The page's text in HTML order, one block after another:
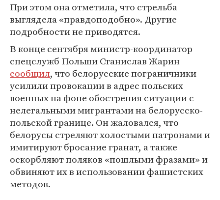
При этом она отметила, что стрельба
выглядела «правдоподобно». Другие
подробности не приводятся.
В конце сентября министр-координатор
спецслужб Польши Станислав Жарин
сообщил, что белорусские пограничники
усилили провокации в адрес польских
военных на фоне обострения ситуации с
нелегальными мигрантами на белорусско-
польской границе. Он жаловался, что
белорусы стреляют холостыми патронами и
имитируют бросание гранат, а также
оскорбляют поляков «пошлыми фразами» и
обвиняют их в использовании фашистских
методов.